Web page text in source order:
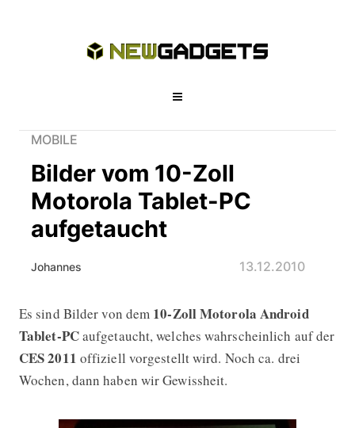
MOBILE
Bilder vom 10-Zoll
Motorola Tablet-PC
aufgetaucht
Johannes 13.12.2010
Bilder vom 10-Zoll Motorola Tablet-
Es sind Bilder von dem 10-Zoll Motorola Android
Tablet-PCaufgetaucht, welches wahrscheinlich auf der
CES 2011 offiziell vorgestellt wird. Noch ca. drei
Wochen, dann haben wir Gewissheit.